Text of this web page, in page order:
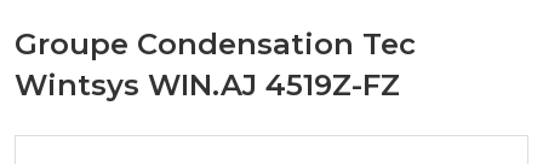
Groupe Condensation Tec
Wintsys WIN.AJ 4519Z-FZ